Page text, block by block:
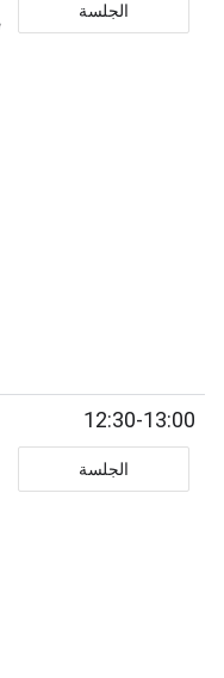
الجلسة
12:30-13:00
الجلسة